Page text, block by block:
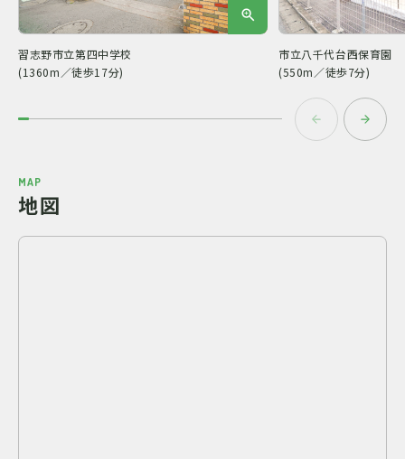
習志野市立第四中学校
(1360m／徒歩17分)
市立八千代台西保育園
(550m／徒歩7分)
MAP
地図